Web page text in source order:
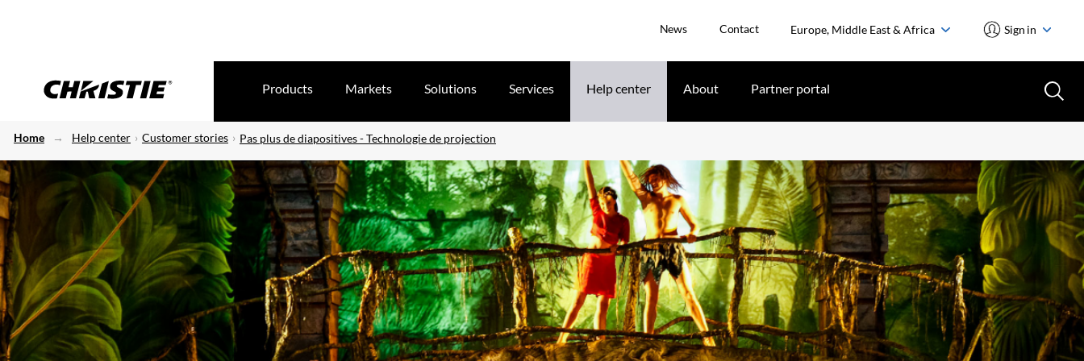
News Contact Europe, Middle East & Africa Sign in
Products Markets Solutions Services Help center About Partner portal
Home Help center Customer stories Pas plus de diapositives - Technologie de projection